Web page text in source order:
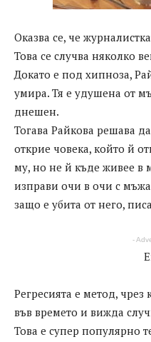
Оказва се, че
Това се случва няколко
Докато е под хипноза,
умира. Тя е удушена от
днешен.
Тогава Райкова решава
открие човека, който й
му, но не й къде живее в
изправи очи в очи с
защо е убита от него,
-
Регресията е метод,
във времето и вижда
Това е супер популярно